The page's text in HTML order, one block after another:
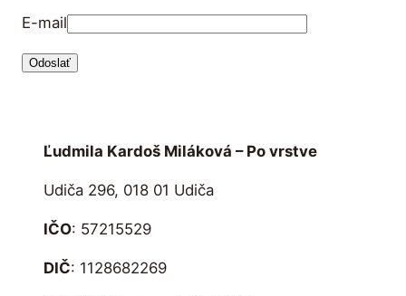
E-mail
Ľudmila Kardoš Miláková – Po vrstve
Udiča 296, 018 01 Udiča
IČO: 57215529
DIČ: 1128682269